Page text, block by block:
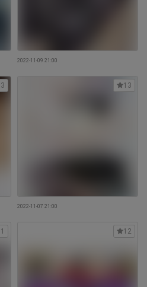
2022-11-09 21:00
2022-11-07 21:00
13
12